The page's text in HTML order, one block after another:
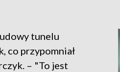
tunelu
co przypomniał
– "To jest